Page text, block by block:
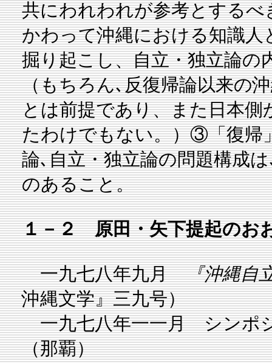
共にわれわれが参考とする
かわって沖縄における知識人
掘り起こし、自立・独立論の
（もちろん､反復帰論以来の
とは前提であり、また日本
たわけでもない。）③「復帰
論､自立・独立論の問題構成
のあること。
１－２ 原田・矢下提起のお
一九七八年九月『沖縄自立
沖縄文学』三九号）
一九七八年一一月 シンポジ
（那覇）